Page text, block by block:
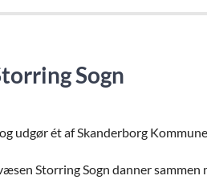
Sogn
udgør ét af Skanderborg
Storring Sogn danner